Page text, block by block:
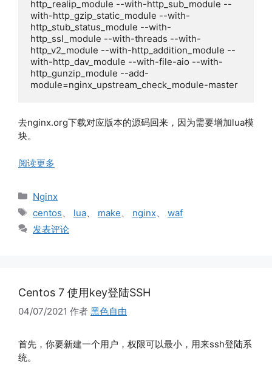
http_realip_module --with-http_sub_module --
with-http_gzip_static_module --with-
http_stub_status_module --with-
http_ssl_module --with-threads --with-
http_v2_module --with-http_addition_module --
with-http_dav_module --with-file-aio --with-
http_gunzip_module --add-
module=nginx_upstream_check_module-master
去nginx.org下载对应版本的源码回来，因为需要增加lua模
块。
阅读更多
分
Nginx
标
签
centos lua make nginx
waf
发表评论
Centos 7 使用key登陆SSH
04/07/2021 作者 黑色自由
首先，你要新建一个用户，权限可以最小，用来ssh登陆系
统。